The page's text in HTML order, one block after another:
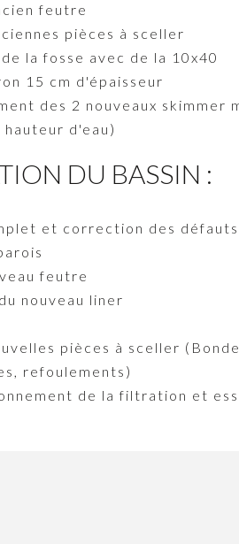
feutre
pièces à sceller
la fosse avec de la 10x40
15 cm d'épaisseur
des 2 nouveaux skimmer
d'eau)
DU BASSIN :
et correction des défauts
feutre
nouveau liner
pièces à sceller
refoulements)
de la filtration et